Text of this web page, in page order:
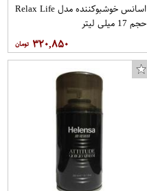
اسانس خوشبوکننده مدل Relax Life
حجم 17 میلی لیتر
۳۲۰,۸۵۰